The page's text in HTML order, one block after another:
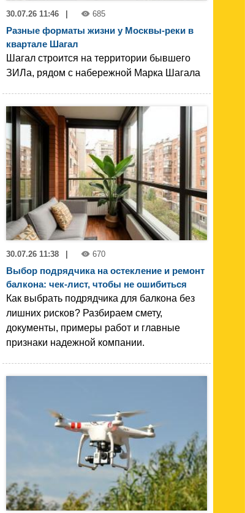
30.07.26 11:46 | 685
Разные форматы жизни у Москвы-реки в
квартале Шагал
Шагал строится на территории бывшего
ЗИЛа, рядом с набережной Марка Шагала
30.07.26 11:38 670
Выбор подрядчика на остекление и ремонт
балкона: чек-лист, чтобы не ошибиться
Как выбрать подрядчика для балкона без
лишних рисков? Разбираем смету,
документы, примеры работ и главные
признаки надежной компании.